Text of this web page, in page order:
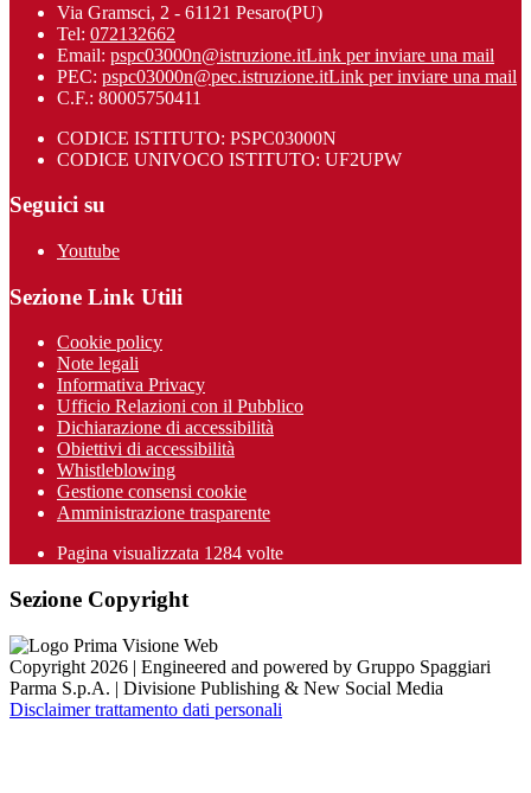
Via Gramsci, 2 - 61121 Pesaro(PU)
Tel: 072132662
Email: pspc03000n@istruzione.itLink per inviare una mail
PEC: pspc03000n@pec.istruzione.itLink per inviare una mail
C.F.: 80005750411
CODICE ISTITUTO: PSPC03000N
CODICE UNIVOCO ISTITUTO: UF2UPW
Seguici su
Youtube
Sezione Link Utili
Cookie policy
Note legali
Informativa Privacy
Ufficio Relazioni con il Pubblico
Dichiarazione di accessibilità
Obiettivi di accessibilità
Whistleblowing
Gestione consensi cookie
Amministrazione trasparente
Pagina visualizzata 1284 volte
Sezione Copyright
Copyright 2026 | Engineered and powered by Gruppo Spaggiari
Parma S.p.A. | Divisione Publishing & New Social Media
Disclaimer trattamento dati personali